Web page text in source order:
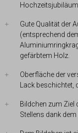
Hochzeitsjubiläum.
Gute Qualität der
(entsprechend
gefärbtem Holz.
Oberfläche der
Lack
Bildchen zum Ziel
Stellens dank dem